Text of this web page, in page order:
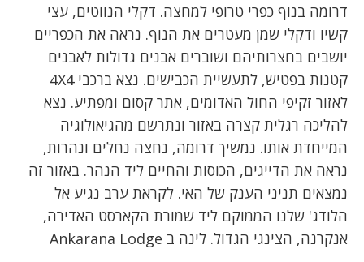
דרומה בנוף כפרי טרופי למחצה. דקלי הנווטים, עצי
קשיו ודקלי שמן מעטרים את הנוף. נראה את הכפריים
יושבים בחצרותיהם ושוברים אבנים גדולות לאבנים
קטנות בפטיש, לתעשיית הכבישים. נצא ברכבי 4X4
לאזור זקיפי החול האדומים, אתר קסום ומפתיע. נצא
להליכה רגלית קצרה באזור ונתרשם מהגיאולוגיה
המייחדת אותו. נמשיך דרומה, נחצה נחלים ונהרות,
נראה את הדייגים, הכוסות והחיים ליד הנהר. באזור זה
נמצאים תניני הענק של האי. לקראת ערב נגיע אל
הלודג' שלנו הממוקם ליד שמורת הקארסט האדירה,
אנקרנה, הצינגי הגדול. לינה ב Ankarana Lodge